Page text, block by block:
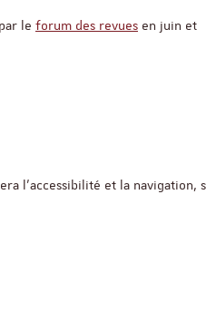
le forum des revues en juin et
l’accessibilité et la navigation,